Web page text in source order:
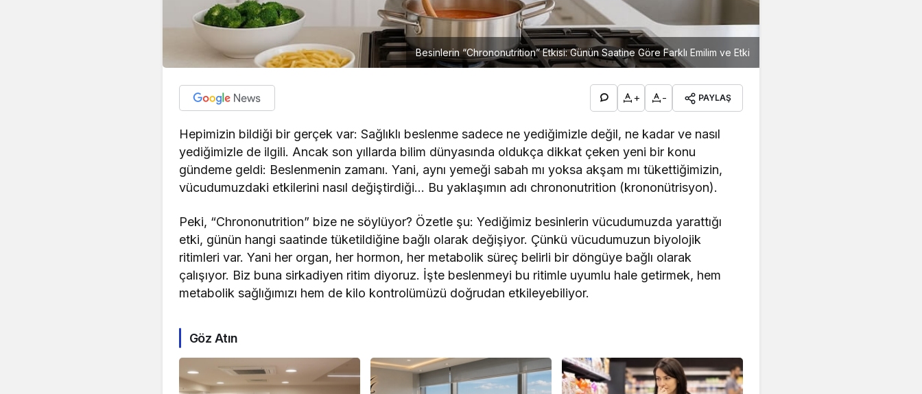
Besinlerin “Chrononutrition” Etkisi: Günün Saatine Göre Farklı Emilim ve Etki
+ - PAYLAŞ
Hepimizin bildiği bir gerçek var: Sağlıklı beslenme sadece ne yediğimizle değil, ne kadar ve nasıl
yediğimizle de ilgili. Ancak son yıllarda bilim dünyasında oldukça dikkat çeken yeni bir konu
gündeme geldi: Beslenmenin zamanı. Yani, aynı yemeği sabah mı yoksa akşam mı tükettiğimizin,
vücudumuzdaki etkilerini nasıl değiştirdiği… Bu yaklaşımın adı chrononutrition (krononütrisyon).
Peki, “Chrononutrition” bize ne söylüyor? Özetle şu: Yediğimiz besinlerin vücudumuzda yarattığı
etki, günün hangi saatinde tüketildiğine bağlı olarak değişiyor. Çünkü vücudumuzun biyolojik
ritimleri var. Yani her organ, her hormon, her metabolik süreç belirli bir döngüye bağlı olarak
çalışıyor. Biz buna sirkadiyen ritim diyoruz. İşte beslenmeyi bu ritimle uyumlu hale getirmek, hem
metabolik sağlığımızı hem de kilo kontrolümüzü doğrudan etkileyebiliyor.
Göz Atın